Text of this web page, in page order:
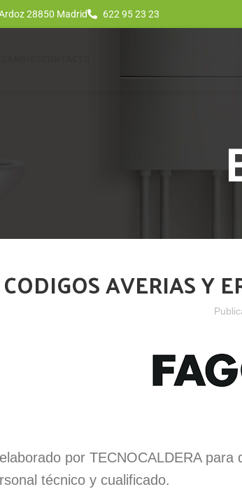
28850 Madrid 622 95 23 23
CODIGOS AVERIAS Y
por TECNOCALDERA
técnico y cualificado.